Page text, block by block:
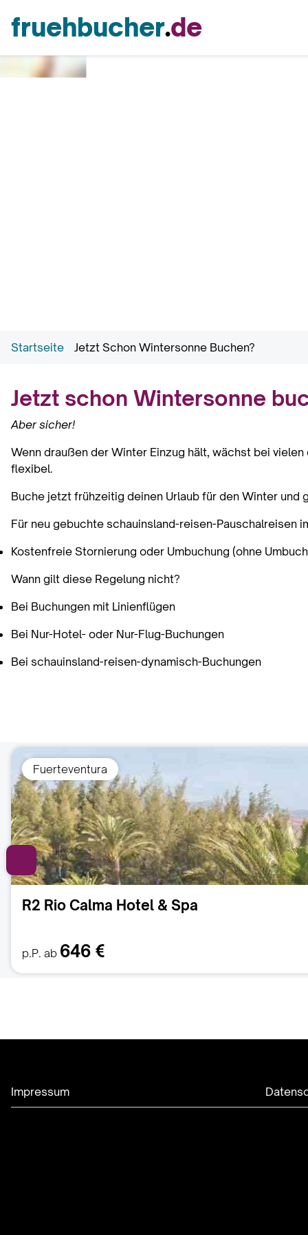
fruehbucher.de
Startseite Jetzt Schon Wintersonne Buchen?
Jetzt schon Wintersonne
Aber sicher!
Wenn draußen der Winter Einzug hält, wächst bei
flexibel.
Buche jetzt frühzeitig deinen Urlaub für den Winter und
Für neu gebuchte schauinsland-reisen-Pauschalreisen
Kostenfreie Stornierung oder Umbuchung (ohne
Wann gilt diese Regelung nicht?
Bei Buchungen mit Linienflügen
Bei Nur-Hotel- oder Nur-Flug-Buchungen
Bei schauinsland-reisen-dynamisch-Buchungen
Fuerteventura
R2 Rio Calma Hotel & Spa
p.P. ab 646 €
Impressum